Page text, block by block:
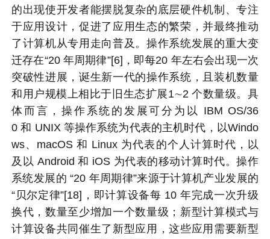
的出现使开发者能摆脱复杂的底层硬件机制、专注
于应用设计，促进了应用生态的繁荣，并最终推动
了计算机从专用走向普及。操作系统发展的重大变
迁存在“20 年周期律”[6]，即每20 年左右会出现一次
突破性进展，诞生新一代的操作系统，且装机数量
和用户规模上相比于旧生态扩展1∼2 个数量级。具
体而言，操作系统的发展可分为以 IBM OS/36
0 和 UNIX 等操作系统为代表的主机时代，以Windo
ws、macOS 和 Linux 为代表的个人计算时代，以
及以 Android 和 iOS 为代表的移动计算时代。操作
系统发展的 “20 年周期律”来源于计算机产业发展的
“贝尔定律”[18]，即计算设备每 10 年完成一次升级
换代，数量至少增加一个数量级；新型计算模式与
计算设备共同催生了新型应用，这些应用需要新型